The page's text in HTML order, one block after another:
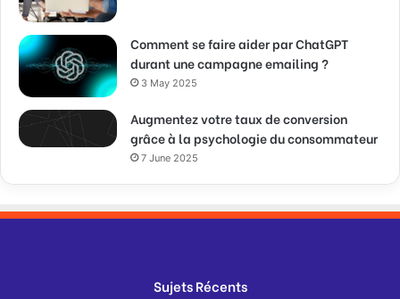
Comment se faire aider par ChatGPT
durant une campagne emailing ?
3 May 2025
Augmentez votre taux de conversion
grâce à la psychologie du consommateur
7 June 2025
Sujets Récents